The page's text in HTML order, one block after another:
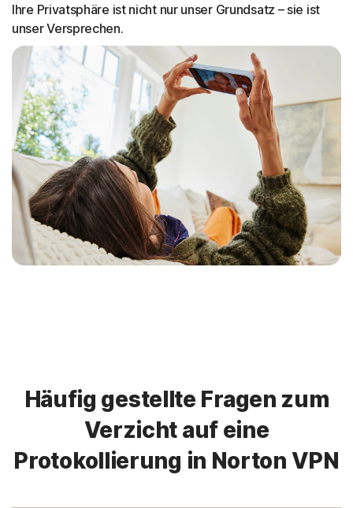
Ihre Privatsphäre ist nicht nur unser Grundsatz – sie ist
unser Versprechen.
Häufig gestellte Fragen zum
Verzicht auf eine
Protokollierung in Norton VPN